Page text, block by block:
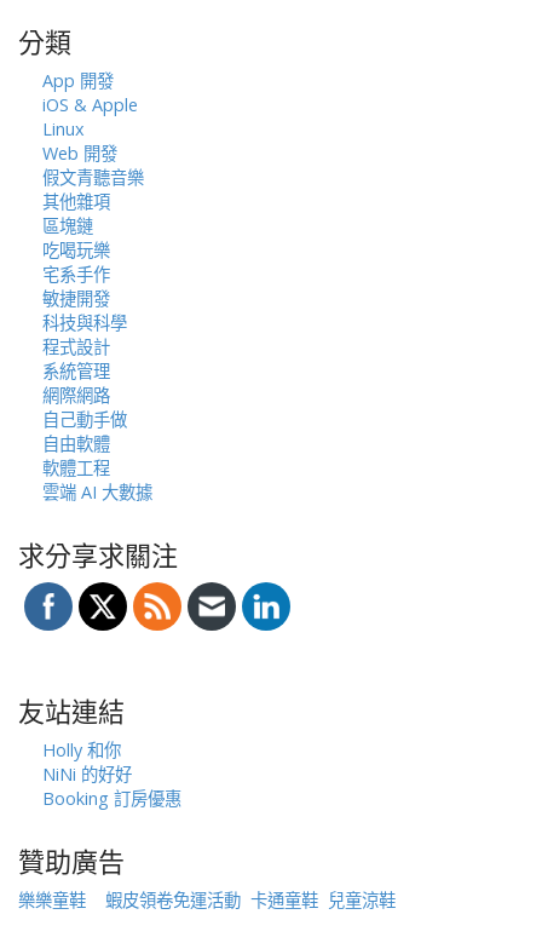
字:
分類
App 開發
iOS & Apple
Linux
Web 開發
假文青聽音樂
其他雜項
區塊鏈
吃喝玩樂
宅系手作
敏捷開發
科技與科學
程式設計
系統管理
網際網路
自己動手做
自由軟體
軟體工程
雲端 AI 大數據
求分享求關注
友站連結
Holly 和你
NiNi 的好好
Booking 訂房優惠
贊助廣告
樂樂童鞋 蝦皮領卷免運活動 卡通童鞋 兒童涼鞋